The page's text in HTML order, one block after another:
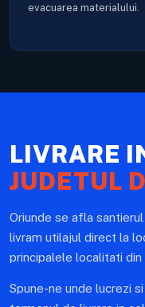
evacuarea materialului.
LIVRARE
JUDETUL
Oriunde se afla
livram utilajul direct la
principalele localitati din
Spune-ne unde lucrezi